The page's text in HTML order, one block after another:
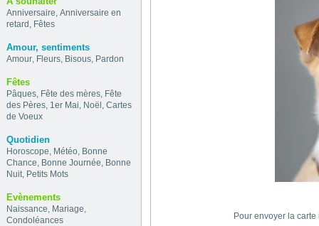
Anniversaire, Anniversaire en
retard , Fêtes
Amour, sentiments
Amour, Fleurs, Bisous, Pardon
Fêtes
Pâques, Fête des mères, Fête
des Pères, 1er Mai, Noël , Cartes
de Voeux
Quotidien
Horoscope, Météo, Bonne
Chance, Bonne Journée, Bonne
Nuit, Petits Mots
Evènements
Naissance, Mariage,
Condoléances
Pour envoyer la